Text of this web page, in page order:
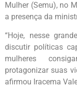
Mulher (Semu), no
a presença da
“Hoje, nesse
discutir políticas
mulheres
protagonizar suas
afirmou Iracema